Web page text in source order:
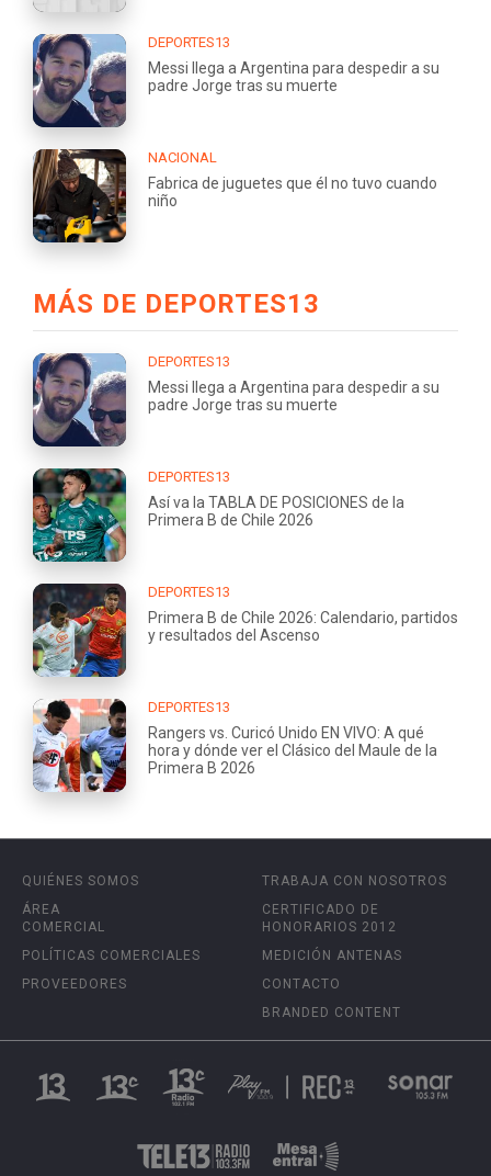
DEPORTES13
Messi llega a Argentina para despedir a su
padre Jorge tras su muerte
NACIONAL
Fabrica de juguetes que él no tuvo cuando
niño
MÁS DE DEPORTES13
DEPORTES13
Messi llega a Argentina para despedir a su
padre Jorge tras su muerte
DEPORTES13
Así va la TABLA DE POSICIONES de la
Primera B de Chile 2026
DEPORTES13
Primera B de Chile 2026: Calendario, partidos
y resultados del Ascenso
DEPORTES13
Rangers vs. Curicó Unido EN VIVO: A qué
hora y dónde ver el Clásico del Maule de la
Primera B 2026
QUIÉNES SOMOS
ÁREA
COMERCIAL
POLÍTICAS COMERCIALES
PROVEEDORES
TRABAJA CON NOSOTROS
CERTIFICADO DE
HONORARIOS 2012
MEDICIÓN ANTENAS
CONTACTO
BRANDED CONTENT